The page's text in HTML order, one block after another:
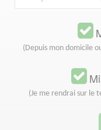
(Depuis mon domicile
(Je me rendrai sur le